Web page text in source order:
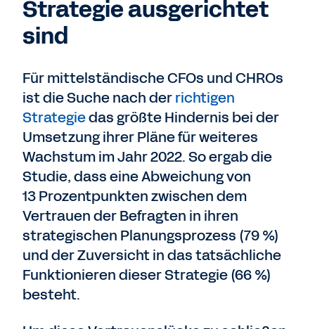
Strategie ausgerichtet
sind
Für mittelständische CFOs und CHROs
ist die Suche nach derrichtigen
Strategiedas größte Hindernis bei der
Umsetzung ihrer Pläne für weiteres
Wachstum im Jahr 2022. So ergab die
Studie, dass eine Abweichung von
13 Prozentpunkten zwischen dem
Vertrauen der Befragten in ihren
strategischen Planungsprozess (79 %)
und der Zuversicht in das tatsächliche
Funktionieren dieser Strategie (66 %)
besteht.